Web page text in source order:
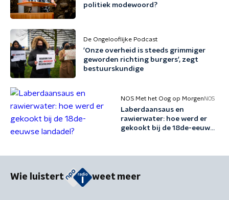
politiek modewoord?
De Ongelooflijke Podcast
'Onze overheid is steeds grimmiger
geworden richting burgers', zegt
bestuurskundige
NOS Met het Oog op Morgen NOS
Laberdaansaus en
rawierwater: hoe werd er
gekookt bij de 18de-eeuwse
Wie luistert weet meer